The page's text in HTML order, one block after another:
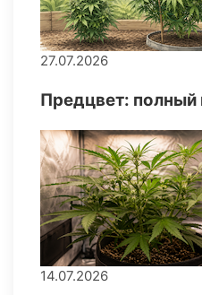
27.07.2026
Предцвет: полный
14.07.2026